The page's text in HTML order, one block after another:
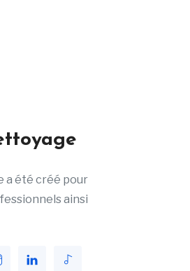
a été créé pour
ainsi